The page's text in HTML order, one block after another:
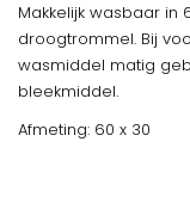
Makkelijk wasbaar in
droogtrommel. Bij
wasmiddel matig
bleekmiddel.
Afmeting: 60 x 30